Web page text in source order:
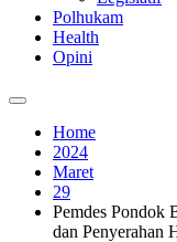
Polhukam
Health
Opini
Home
2024
Maret
29
Pemdes Pondok
dan Penyerahan